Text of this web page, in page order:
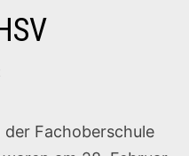
der Fachoberschule